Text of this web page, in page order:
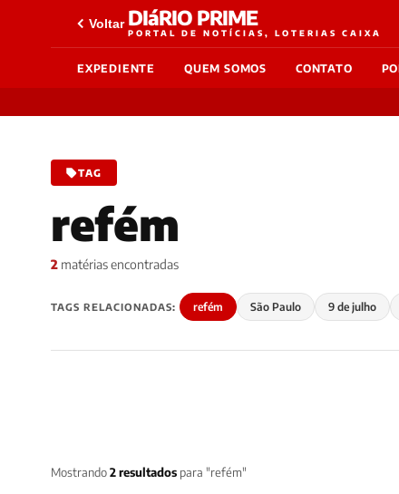
Voltar DIáRIO PRIME
PORTAL DE NOTÍCIAS, LOTERIAS CAIXA
EXPEDIENTE QUEM SOMOS CONTATO
TAG
refém
2 matérias encontradas
TAGS RELACIONADAS: refém São Paulo 9 de julho
Mostrando2 resultados para "refém"